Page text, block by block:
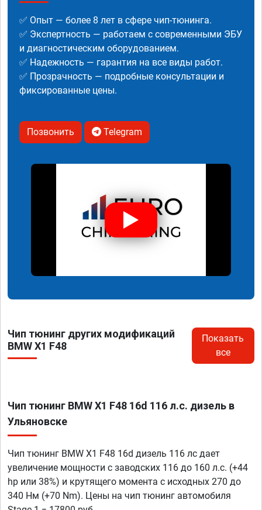
✅ Опыт — более 8 лет в сфере чип-тюнинга.
✅ Экспертность — работаем с современными ЭБУ
и диагностическим оборудованием.
✅ Надежность — гарантия на все виды работ.
✅ Прозрачность — подробные консультации и
фиксированные цены.
Позвонить Telegram
Чип тюнинг других модификаций
BMW X1 F48
Показать
все
Чип тюнинг BMW X1 F48 16d 116 л.с. дизель в
Ульяновске
Чип тюнинг BMW X1 F48 16d дизель 116 лс дает
увеличение мощности с заводских 116 до 160 л.с. (+44
hp или 38%) и крутящего момента с исходных 270 до
340 Нм (+70 Nm). Цены на чип тюнинг автомобиля